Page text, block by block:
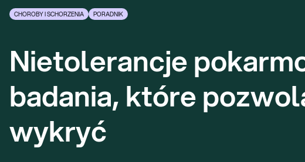
CHOROBY I SCHORZENIA PORADNIK
Nietolerancje
badania, które
wykryć